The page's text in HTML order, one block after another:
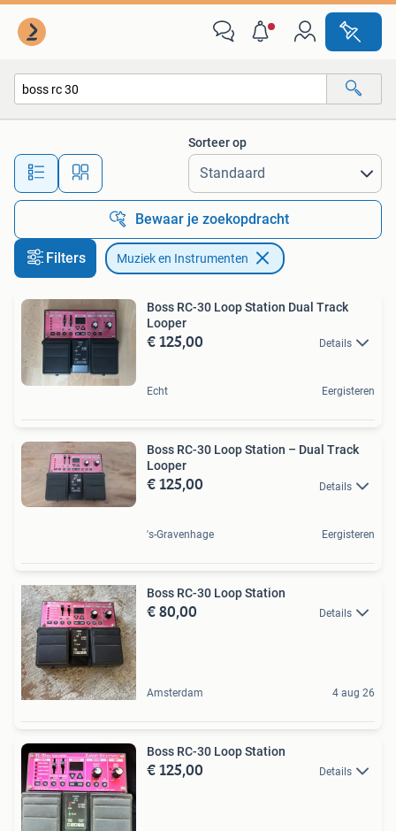
Alle afstanden…
Sorteer op
Bewaar je zoekopdracht
Filters Muziek en Instrumenten
Boss RC-30 Loop Station Dual Track
Looper
€ 125,00 Details
Echt Eergisteren
Boss RC-30 Loop Station – Dual Track
Looper
€ 125,00 Details
's-Gravenhage Eergisteren
Boss RC-30 Loop Station
€ 80,00 Details
Amsterdam 4 aug 26
Boss RC-30 Loop Station
€ 125,00 Details